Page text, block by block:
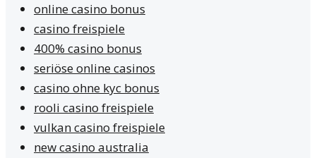
online casino bonus
casino freispiele
400% casino bonus
seriöse online casinos
casino ohne kyc bonus
rooli casino freispiele
vulkan casino freispiele
new casino australia